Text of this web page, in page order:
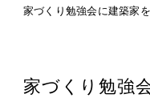
家づくり勉強会に建築家
家づくり勉強